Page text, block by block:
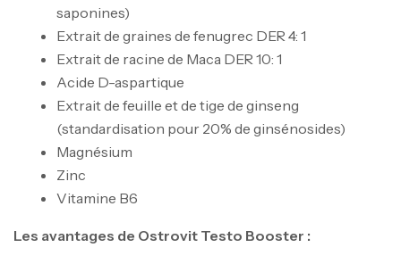
saponines)
Extrait de graines de fenugrec DER 4: 1
Extrait de racine de Maca DER 10: 1
Acide D-aspartique
Extrait de feuille et de tige de ginseng
(standardisation pour 20% de ginsénosides)
Magnésium
Zinc
Vitamine B6
Les avantages de Ostrovit Testo Booster :